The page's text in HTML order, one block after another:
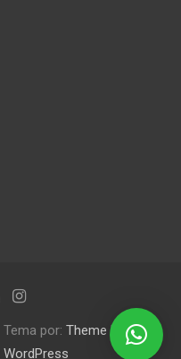
Tema por: Theme Horse
WordPress